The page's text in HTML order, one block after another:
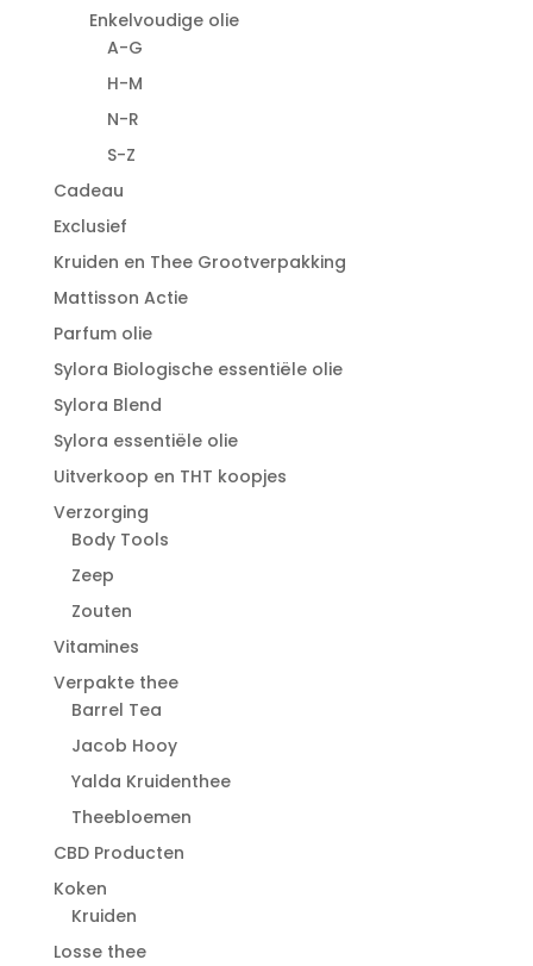
Enkelvoudige olie
A-G
H-M
N-R
S-Z
Cadeau
Exclusief
Kruiden en Thee Grootverpakking
Mattisson Actie
Parfum olie
Sylora Biologische essentiële olie
Sylora Blend
Sylora essentiële olie
Uitverkoop en THT koopjes
Verzorging
Body Tools
Zeep
Zouten
Vitamines
Verpakte thee
Barrel Tea
Jacob Hooy
Yalda Kruidenthee
Theebloemen
CBD Producten
Koken
Kruiden
Losse thee